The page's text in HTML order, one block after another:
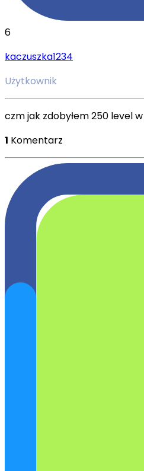
6
kaczuszka1234
Użytkownik
czm jak zdobyłem 250 level
1 Komentarz